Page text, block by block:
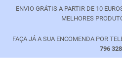
ENVIO GRÁTIS A PARTIR DE 10
MELHORES
FAÇA JÁ A SUA ENCOMENDA POR
796 328